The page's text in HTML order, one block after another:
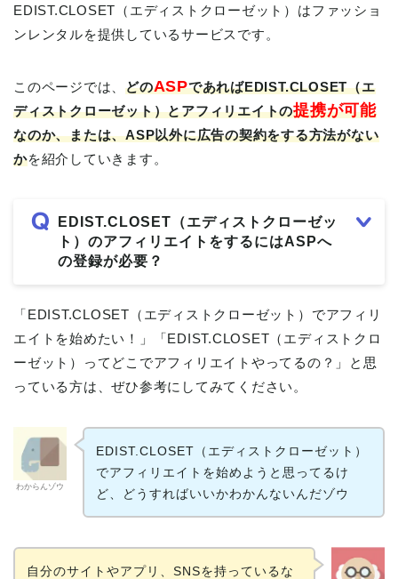
EDIST.CLOSET（エディストクローゼット）はファッショ
ンレンタルを提供しているサービスです。
このページでは、どのASPであればEDIST.CLOSET（エ
ディストクローゼット）とアフィリエイトの提携が可能
なのか、または、ASP以外に広告の契約をする方法がない
かを紹介していきます。
EDIST.CLOSET（エディストクローゼッ
ト）のアフィリエイトをするにはASPへ
の登録が必要？
「EDIST.CLOSET（エディストクローゼット）でアフィリ
エイトを始めたい！」「EDIST.CLOSET（エディストクロ
ーゼット）ってどこでアフィリエイトやってるの？」と思
っている方は、ぜひ参考にしてみてください。
わからんゾウ
EDIST.CLOSET（エディストクローゼット）
でアフィリエイトを始めようと思ってるけ
ど、どうすればいいかわかんないんだゾウ
自分のサイトやアプリ、SNSを持っているな